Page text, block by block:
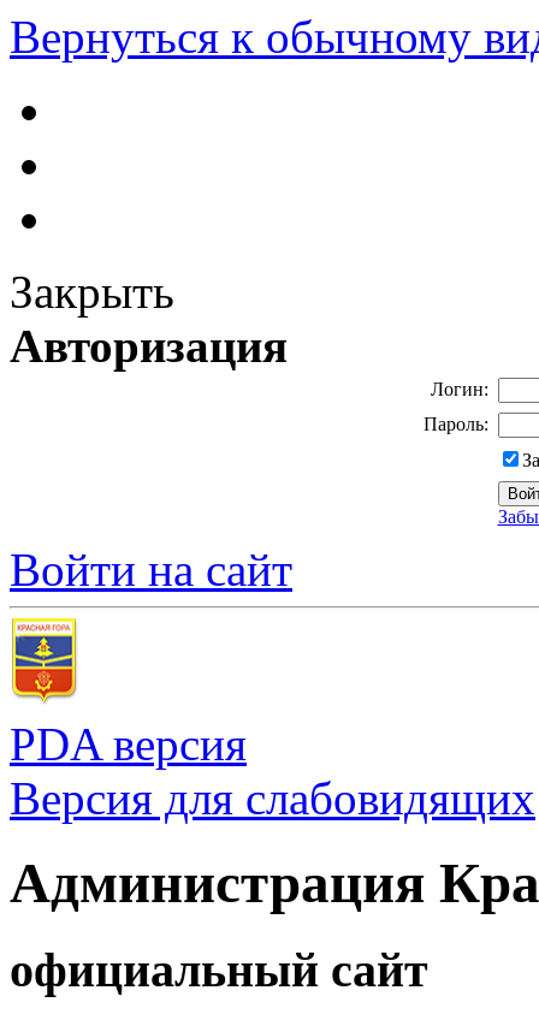
Вернуться к обычному
Закрыть
Авторизация
Логин:
Пароль:
Войти на сайт
PDA версия
Версия для слабовидящих
Администрация
официальный сайт